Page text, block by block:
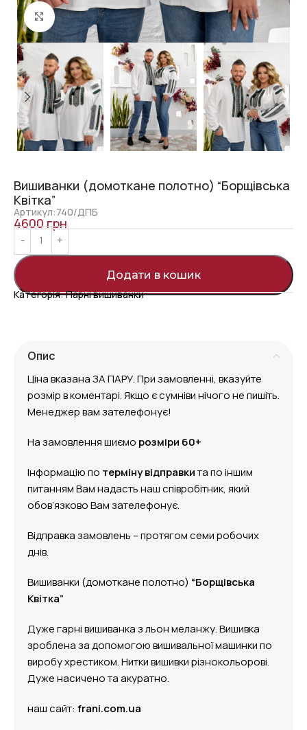
Click to enlarge
Вишиванки (домоткане полотно) “Борщівська
Квітка”
Артикул:740/ДПБ
4600грн
Додати в кошик
Категорія:Парні вишиванки
Опис
Ціна вказана ЗА ПАРУ. При замовленні, вказуйте
розмір в коментарі. Якщо є сумніви нічого не пишіть.
Менеджер вам зателефонує!
На замовлення шиємо розміри 60+
Інформацію по терміну відправкита по іншим
питанням Вам надасть наш співробітник, який
обов’язково Вам зателефонує.
Відправка замовлень – протягом семи робочих
днів.
Вишиванки (домоткане полотно) “Борщівська
Квітка”
Дуже гарні вишиванка з льон меланжу. Вишивка
зроблена за допомогою вишивальної машинки по
виробу хрестиком. Нитки вишивки різнокольорові.
Дуже насичено та акуратно.
наш сайт: frani.com.ua